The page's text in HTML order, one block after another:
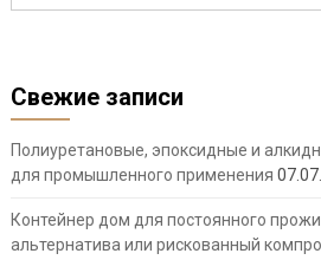
Свежие записи
Полиуретановые, эпоксидные и
для промышленного применения
Контейнер дом для постоянного
альтернатива или рискованный